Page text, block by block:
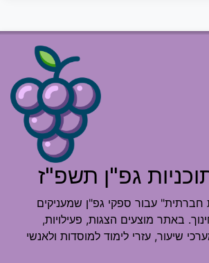
גפ"ן תשפ"ז
עבור ספקי גפ"ן שמעניקים
באתר מוצעים הצגות, פעילויות,
שיעור, עזרי לימוד למוסדות ולאנשי